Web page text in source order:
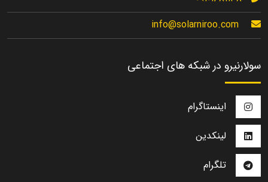
info@solarniroo.com
سولارنیرو در شبکه های اجتماعی
اینستاگرام
لینکدین
تلگرام